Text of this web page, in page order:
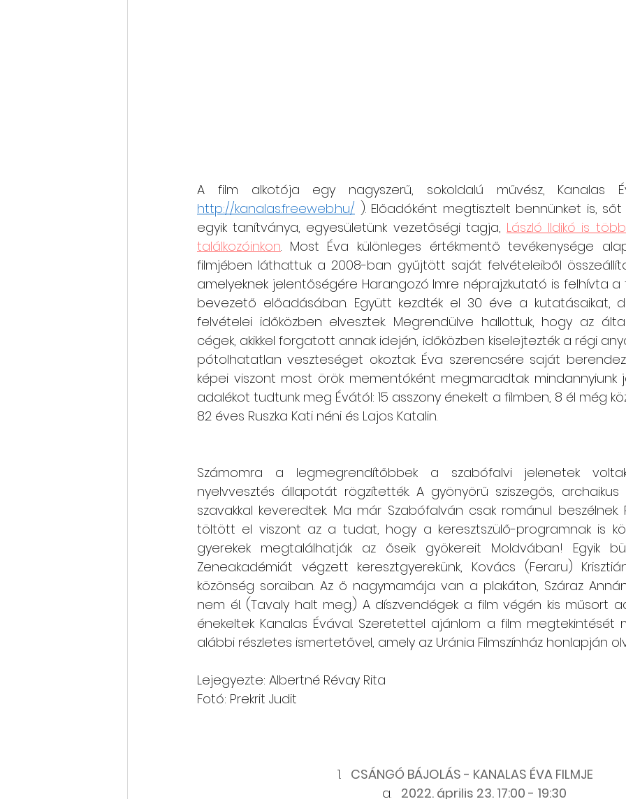
http://kanalas.freeweb.hu/ ). Előadóként megtisztelt bennünket is,
egyik tanítványa, egyesületünk vezetőségi tagja, László Ildikó is
találkozóinkon. Most Éva különleges értékmentő tevékenysége
filmjében láthattuk a 2008-ban gyűjtött saját felvételeiből
amelyeknek jelentőségére Harangozó Imre néprajzkutató is felhívta a
bevezető előadásában. Együtt kezdték el 30 éve a kutatásaikat,
felvételei időközben elvesztek. Megrendülve hallottuk, hogy az
cégek, akikkel forgatott annak idején, időközben kiselejtezték a régi
pótolhatatlan veszteséget okoztak. Éva szerencsére saját
képei viszont most örök mementóként megmaradtak mindannyiunk
adalékot tudtunk meg Évától: 15 asszony énekelt a filmben, 8 él még
82 éves Ruszka Kati néni és Lajos Katalin.
Számomra a legmegrendítőbbek a szabófalvi jelenetek
nyelvvesztés állapotát rögzítették. A gyönyörű sziszegős,
szavakkal keveredtek. Ma már Szabófalván csak románul beszélnek.
töltött el viszont az a tudat, hogy a keresztszülő-programnak is
gyerekek megtalálhatják az őseik gyökereit Moldvában! Egyik
Zeneakadémiát végzett keresztgyerekünk, Kovács (Feraru)
közönség soraiban. Az ő nagymamája van a plakáton, Száraz
nem él. (Tavaly halt meg.) A díszvendégek a film végén kis műsort
énekeltek Kanalas Évával. Szeretettel ajánlom a film megtekintését
alábbi részletes ismertetővel, amely az Uránia Filmszínház honlapján
Lejegyezte: Albertné Révay Rita
Fotó: Prekrit Judit
CSÁNGÓ BÁJOLÁS - KANALAS ÉVA FILMJE
2022. április 23. 17:00 - 19:30